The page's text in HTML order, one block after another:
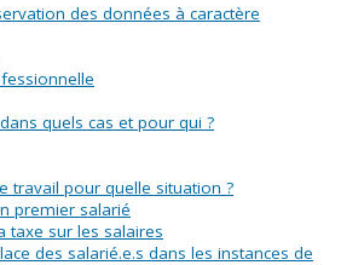
des données à caractère
quels cas et pour qui ?
travail pour quelle situation ?
premier salarié
taxe sur les salaires
des salarié.e.s dans les instances de